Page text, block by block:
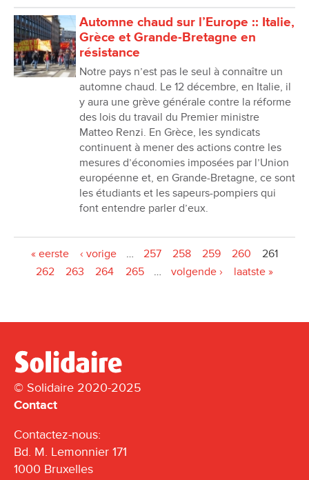
Automne chaud sur l’Europe :: Italie,
Grèce et Grande-Bretagne en
résistance
Notre pays n’est pas le seul à connaître un
automne chaud. Le 12 décembre, en Italie, il
y aura une grève générale contre la réforme
des lois du travail du Premier ministre
Matteo Renzi. En Grèce, les syndicats
continuent à mener des actions contre les
mesures d’économies imposées par l’Union
européenne et, en Grande-Bretagne, ce sont
les étudiants et les sapeurs-pompiers qui
font entendre parler d’eux.
« eerste ‹ vorige … 257 258 259 260
261
262
263 264 265 … volgende › laatste »
© Solidaire 2020-2025
Contact
Contactez-nous:
Bd. M. Lemonnier 171
1000 Bruxelles